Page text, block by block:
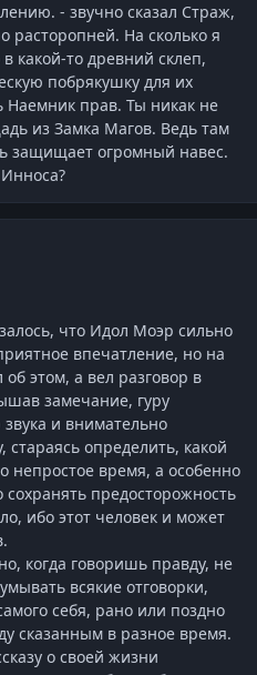
- звучно сказал Страж,
На сколько я
какой-то древний склеп,
побрякушку для их
Наемник прав. Ты никак не
из Замка Магов. Ведь там
защищает огромный навес.
что Идол Моэр сильно
впечатление, но на
этом, а вел разговор в
замечание, гуру
и внимательно
стараясь определить, какой
непростое время, а особенно
предосторожность
ибо этот человек и может
когда говоришь правду, не
всякие отговорки,
себя, рано или поздно
сказанным в разное время.
о своей жизни